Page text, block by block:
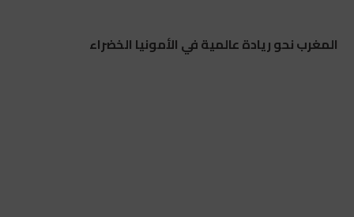
المغرب نحو ريادة عالمية في الأمونيا الخضراء